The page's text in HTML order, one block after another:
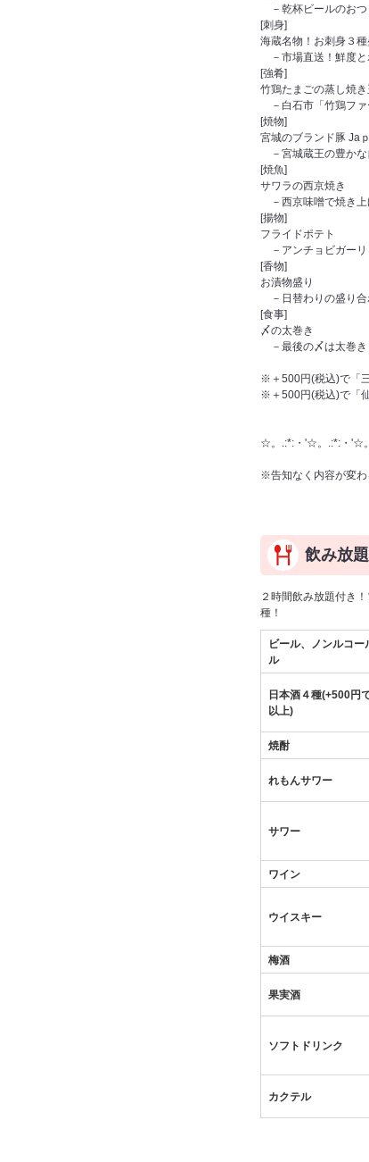
－乾杯ビールのおつ
[刺身]
海蔵名物！お刺身３種
－市場直送！鮮度と
[強肴]
竹鶏たまごの蒸し焼
－白石市「竹鶏ファ
[焼物]
宮城のブランド豚 Ja
－宮城蔵王の豊かな
[焼魚]
サワラの西京焼き
－西京味噌で焼き上
[揚物]
フライドポテト
－アンチョビガーリ
[香物]
お漬物盛り
－日替わりの盛り合
[食事]
〆の太巻き
－最後の〆は太巻き
※＋500円(税込)で「
※＋500円(税込)で「
☆。.:*:・'☆。.:*:・'☆
※告知なく内容が変わ
詳細はお
飲み放
２時間飲み放題付き
種！
ビール、ノンルコー
ル
日本酒４種(+500円
以上)
焼酎
れもんサワー
サワー
ワイン
ウイスキー
梅酒
果実酒
ソフトドリンク
カクテル